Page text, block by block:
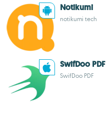
Notikumi
notikumi tech
SwifDoo PDF
SwifDoo PDF